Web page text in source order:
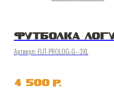
ФУТБОЛКА
Артикул: FUT-PROLOG-G--3XL
4 500 р.